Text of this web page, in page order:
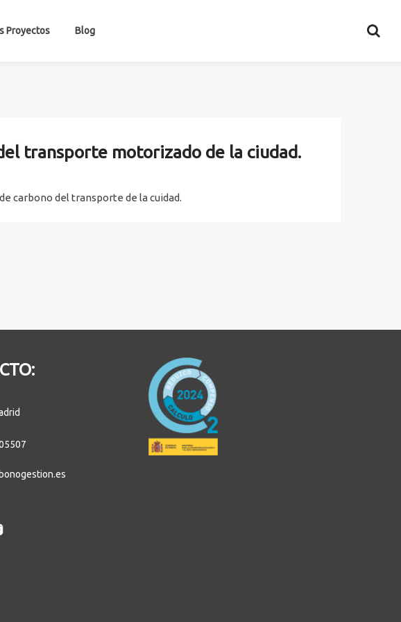
Proyectos Blog
transporte motorizado de la ciudad.
carbono del transporte de la cuidad.